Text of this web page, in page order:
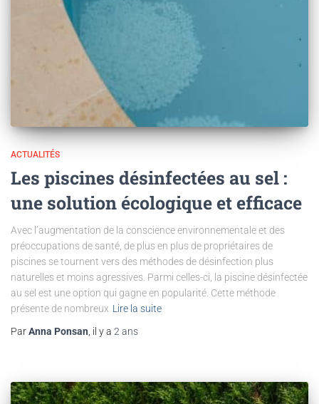
ACTUALITÉS
Les piscines désinfectées au sel :
une solution écologique et efficace
Avec l’augmentation de la conscience environnementale et des
préoccupations de santé, de plus en plus de propriétaires de
piscines se tournent vers des méthodes de désinfection plus
naturelles et moins agressives. Parmi celles-ci, la piscine désinfectée
au sel est une option qui gagne en popularité. Cette méthode
présente de nombreux Lire la suite
ParAnna Ponsan , il y a 2 ans